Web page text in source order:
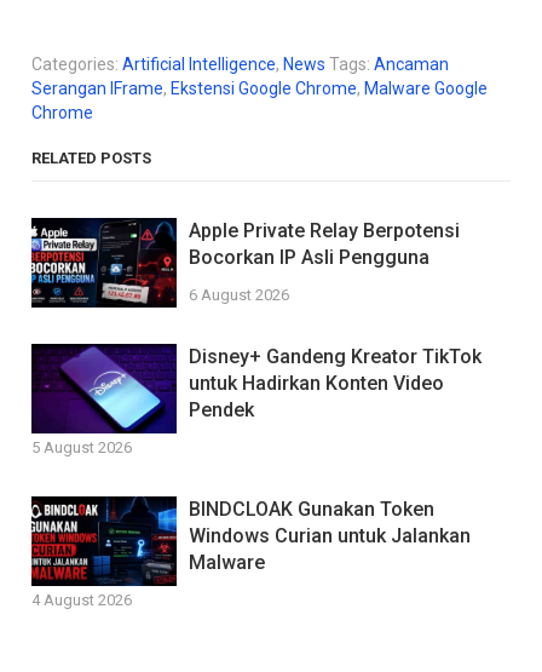
Categories:Artificial Intelligence, News Tags:Ancaman
Serangan IFrame, Ekstensi Google Chrome, Malware Google
Chrome
RELATED POSTS
Apple Private Relay Berpotensi
Bocorkan IP Asli Pengguna
6 August 2026
Disney+ Gandeng Kreator TikTok
untuk Hadirkan Konten Video
Pendek
5 August 2026
BINDCLOAK Gunakan Token
Windows Curian untuk Jalankan
Malware
4 August 2026